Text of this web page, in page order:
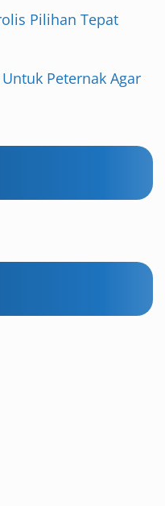
Pilihan Tepat
Peternak Agar